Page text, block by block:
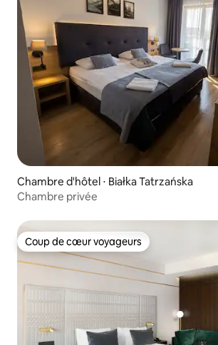
Chambre d'hôtel ⋅ Białka Tatrzańska
Chambre privée
Coup de cœur voyageurs
Coup de cœur voyageurs